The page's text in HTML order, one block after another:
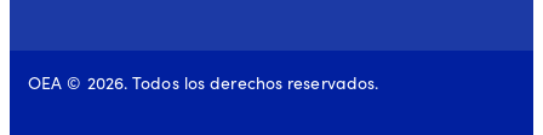
OEA © 2026. Todos los derechos reservados.